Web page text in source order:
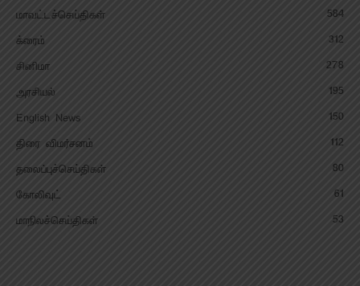
மாவட்டச்செய்திகள்
584
க்ரைம்
312
சினிமா
278
அரசியல்
195
English News
150
திரை விமர்சனம்
112
தலைப்புச்செய்திகள்
80
கோலிவுட்
61
மாநிலச்செய்திகள்
53